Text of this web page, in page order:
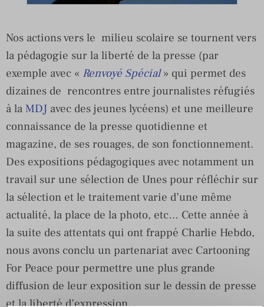
Nos actions vers le milieu scolaire se tournent vers
la pédagogie sur la liberté de la presse (par
exemple avec « Renvoyé Spécial» qui permet des
dizaines de rencontres entre journalistes réfugiés
à la MDJ avec des jeunes lycéens) et une meilleure
connaissance de la presse quotidienne et
magazine, de ses rouages, de son fonctionnement.
Des expositions pédagogiques avec notamment un
travail sur une sélection de Unes pour réfléchir sur
la sélection et le traitement varie d’une même
actualité, la place de la photo, etc… Cette année à
la suite des attentats qui ont frappé Charlie Hebdo,
nous avons conclu un partenariat avec Cartooning
For Peace pour permettre une plus grande
diffusion de leur exposition sur le dessin de presse
et la liberté d’expression.